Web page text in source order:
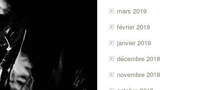
mars 2019
février 2019
janvier 2019
décembre 2018
novembre 2018